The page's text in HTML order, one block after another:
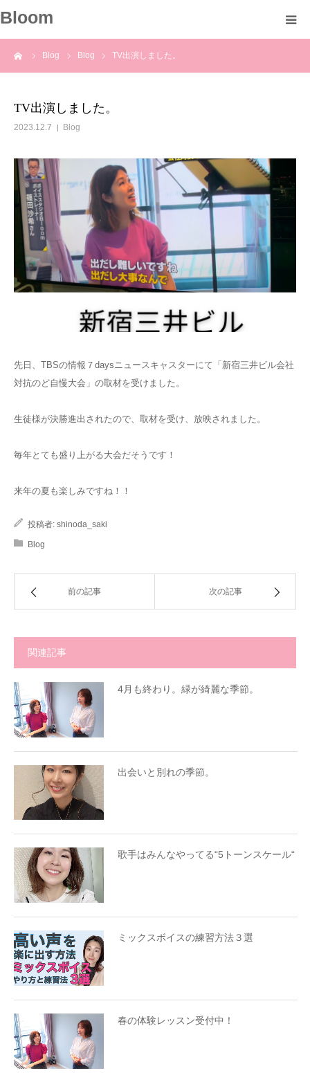
Bloom
Blog Blog TV出演しました。
TV出演しました。
2023.12.7 Blog
先日、TBSの情報７daysニュースキャスターにて「新宿三井ビル会社
対抗のど自慢大会」の取材を受けました。
生徒様が決勝進出されたので、取材を受け、放映されました。
毎年とても盛り上がる大会だそうです！
来年の夏も楽しみですね！！
投稿者: shinoda_saki
Blog
前の記事 次の記事
関連記事
4月も終わり。緑が綺麗な季節。
出会いと別れの季節。
歌手はみんなやってる“5トーンスケール“
ミックスボイスの練習方法３選
春の体験レッスン受付中！
About
Voice
Blog
Information
Contact